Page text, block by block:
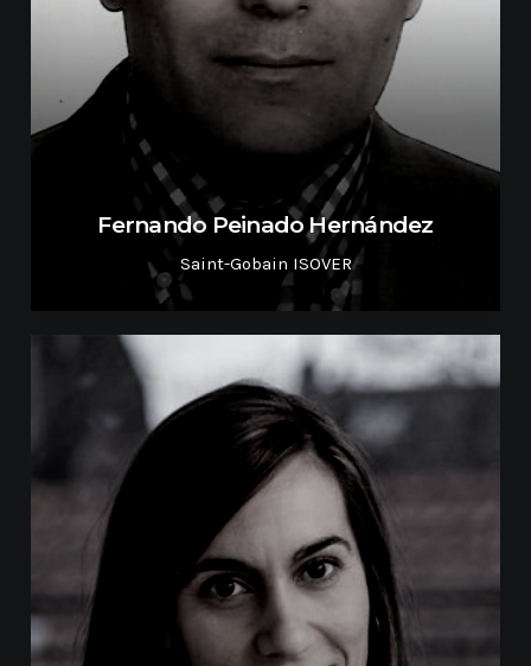
Fernando Peinado Hernández
Saint-Gobain ISOVER